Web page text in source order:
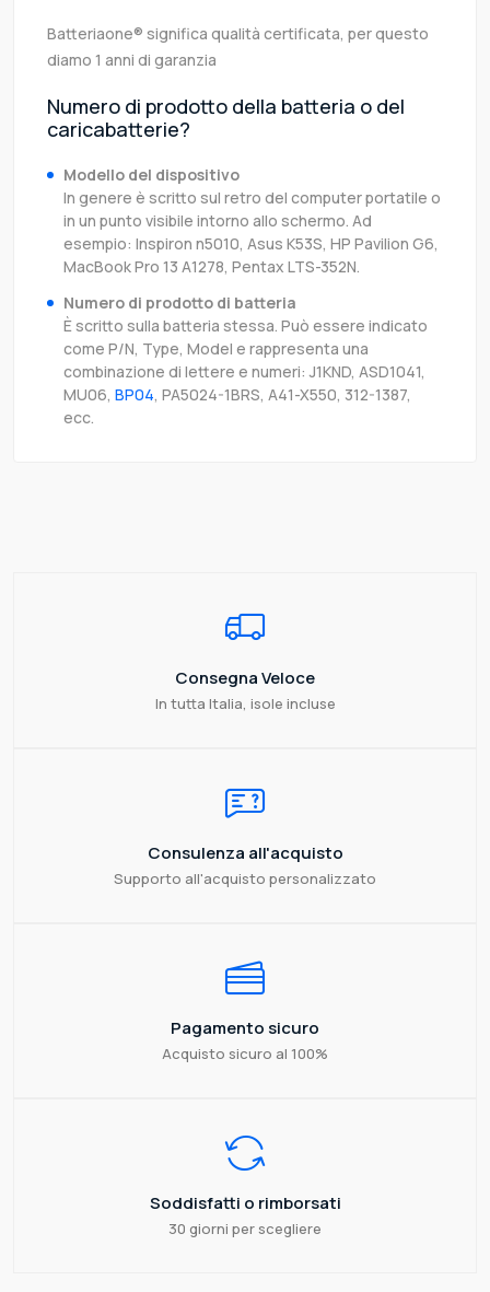
Batteriaone® significa qualità certificata, per questo
diamo 1 anni di garanzia
Numero di prodotto della batteria o del
caricabatterie?
Modello del dispositivo
In genere è scritto sul retro del computer portatile o
in un punto visibile intorno allo schermo. Ad
esempio: Inspiron n5010, Asus K53S, HP Pavilion G6,
MacBook Pro 13 A1278, Pentax LTS-352N.
Numero di prodotto di batteria
È scritto sulla batteria stessa. Può essere indicato
come P/N, Type, Model e rappresenta una
combinazione di lettere e numeri: J1KND, ASD1041,
MU06, BP04, PA5024-1BRS, A41-X550, 312-1387,
ecc.
Consegna Veloce
In tutta Italia, isole incluse
Consulenza all'acquisto
Supporto all'acquisto personalizzato
Pagamento sicuro
Acquisto sicuro al 100%
Soddisfatti o rimborsati
30 giorni per scegliere